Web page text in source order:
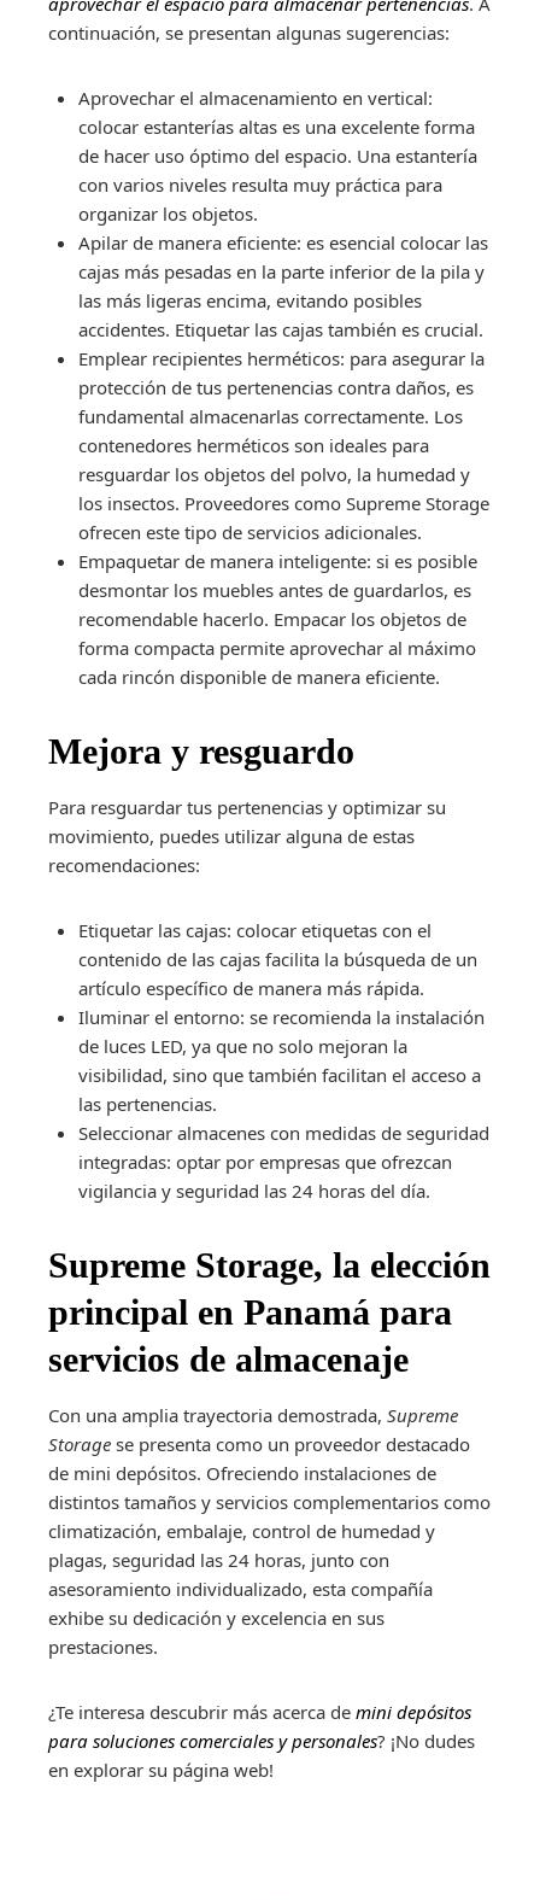
continuación, se presentan algunas sugerencias:
Aprovechar el almacenamiento en vertical:
colocar estanterías altas es una excelente forma
de hacer uso óptimo del espacio. Una estantería
con varios niveles resulta muy práctica para
organizar los objetos.
Apilar de manera eficiente: es esencial colocar las
cajas más pesadas en la parte inferior de la pila y
las más ligeras encima, evitando posibles
accidentes. Etiquetar las cajas también es crucial.
Emplear recipientes herméticos: para asegurar la
protección de tus pertenencias contra daños, es
fundamental almacenarlas correctamente. Los
contenedores herméticos son ideales para
resguardar los objetos del polvo, la humedad y
los insectos. Proveedores como Supreme Storage
ofrecen este tipo de servicios adicionales.
Empaquetar de manera inteligente: si es posible
desmontar los muebles antes de guardarlos, es
recomendable hacerlo. Empacar los objetos de
forma compacta permite aprovechar al máximo
cada rincón disponible de manera eficiente.
Mejora y resguardo
Para resguardar tus pertenencias y optimizar su
movimiento, puedes utilizar alguna de estas
recomendaciones:
Etiquetar las cajas: colocar etiquetas con el
contenido de las cajas facilita la búsqueda de un
artículo específico de manera más rápida.
Iluminar el entorno: se recomienda la instalación
de luces LED, ya que no solo mejoran la
visibilidad, sino que también facilitan el acceso a
las pertenencias.
Seleccionar almacenes con medidas de seguridad
integradas: optar por empresas que ofrezcan
vigilancia y seguridad las 24 horas del día.
Supreme Storage, la elección
principal en Panamá para
servicios de almacenaje
Con una amplia trayectoria demostrada, Supreme
Storage se presenta como un proveedor destacado
de mini depósitos. Ofreciendo instalaciones de
distintos tamaños y servicios complementarios como
climatización, embalaje, control de humedad y
plagas, seguridad las 24 horas, junto con
asesoramiento individualizado, esta compañía
exhibe su dedicación y excelencia en sus
prestaciones.
¿Te interesa descubrir más acerca de mini depósitos
para soluciones comerciales y personales? ¡No dudes
en explorar su página web!